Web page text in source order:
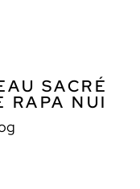
SACRÉ
RAPA NUI